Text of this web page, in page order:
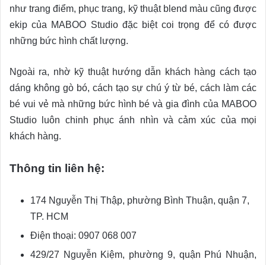
như trang điểm, phục trang, kỹ thuật blend màu cũng được
ekip của MABOO Studio đặc biệt coi trọng để có được
những bức hình chất lượng.
Ngoài ra, nhờ kỹ thuật hướng dẫn khách hàng cách tạo
dáng không gò bó, cách tạo sự chú ý từ bé, cách làm các
bé vui vẻ mà những bức hình bé và gia đình của MABOO
Studio luôn chinh phục ánh nhìn và cảm xúc của mọi
khách hàng.
Thông tin liên hệ:
174 Nguyễn Thị Thập, phường Bình Thuận, quận 7,
TP. HCM
Điện thoại: 0907 068 007
429/27 Nguyễn Kiệm, phường 9, quận Phú Nhuận,